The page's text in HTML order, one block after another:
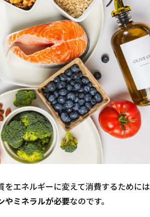
をエネルギーに変えて消費するためには
やミネラルが必要なのです。